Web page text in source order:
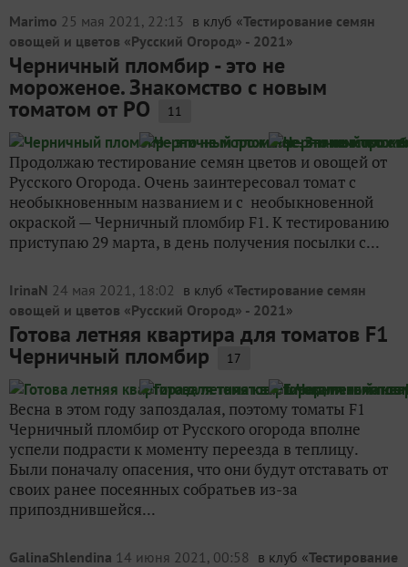
Marimo 25 мая 2021, 22:13 в клуб «Тестирование семян
овощей и цветов «Русский Огород» - 2021»
Черничный пломбир - это не
мороженое. Знакомство с новым
томатом от РО 11
Продолжаю тестирование семян цветов и овощей от
Русского Огорода. Очень заинтересовал томат с
необыкновенным названием и с необыкновенной
окраской — Черничный пломбир F1. К тестированию
приступаю 29 марта, в день получения посылки с...
IrinaN 24 мая 2021, 18:02 в клуб «Тестирование семян
овощей и цветов «Русский Огород» - 2021»
Готова летняя квартира для томатов F1
Черничный пломбир 17
Весна в этом году запоздалая, поэтому томаты F1
Черничный пломбир от Русского огорода вполне
успели подрасти к моменту переезда в теплицу.
Были поначалу опасения, что они будут отставать от
своих ранее посеянных собратьев из-за
припозднившейся...
GalinaShlendina 14 июня 2021, 00:58 в клуб «Тестирование